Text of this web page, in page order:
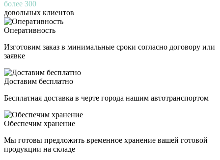
более 300
довольных клиентов
Оперативность
Изготовим заказ в минимальные сроки согласно договору или
заявке
Доставим бесплатно
Бесплатная доставка в черте города нашим автотранспортом
Обеспечим хранение
Мы готовы предложить временное хранение вашей готовой
продукции на складе